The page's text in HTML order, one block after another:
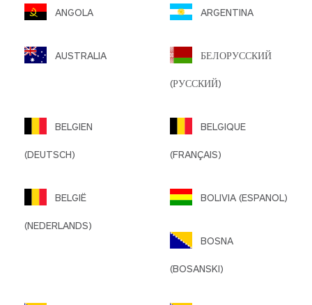
ANGOLA ARGENTINA
AUSTRALIA БЕЛОРУССКИЙ
(РУССКИЙ)
BELGIEN
(DEUTSCH)
BELGIQUE
(FRANÇAIS)
BELGIË
(NEDERLANDS)
BOLIVIA (ESPANOL)
BOSNA
(BOSANSKI)